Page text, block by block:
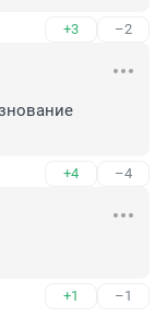
+3 –2
+4 –4
+1 –1